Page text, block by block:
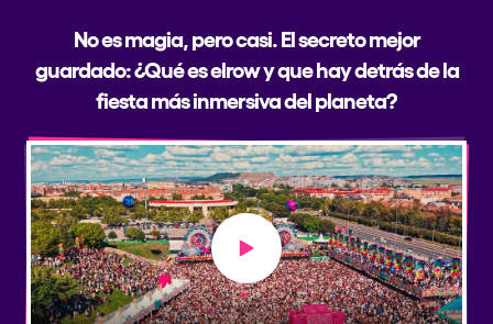
No es magia, pero casi. El secreto mejor
guardado: ¿Qué es elrow y que hay detrás de la
fiesta más inmersiva del planeta?
Play video